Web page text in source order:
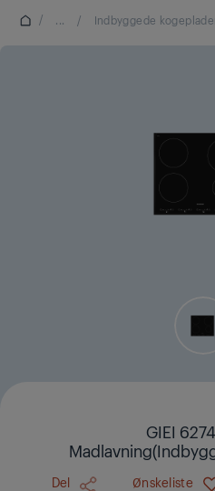
/ ... / Indbyggede
GIEI
Del Ønskeliste